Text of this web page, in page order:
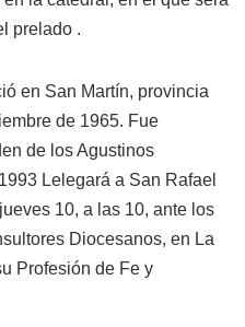
prelado .
en San Martín, provincia
de 1965. Fue
de los Agustinos
Lelegará a San Rafael
10, a las 10, ante los
Diocesanos, en La
Profesión de Fe y